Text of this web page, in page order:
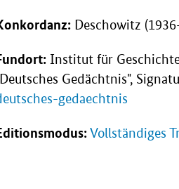
Deschowitz
Institut für
Gedächtnis",
gedaechtnis
Vollständiges